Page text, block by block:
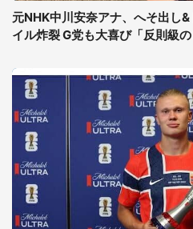
元NHK中川安奈アナ、へそ出し
イル炸裂 G党も大喜び「反則級の